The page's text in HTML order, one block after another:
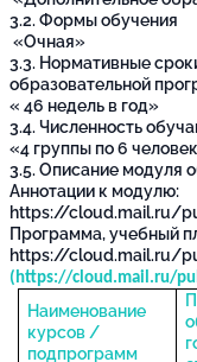
3.2. Формы обучения
«Очная»
3.3. Нормативные
образовательной
« 46 недель в год»
3.4. Численность
«4 группы по 6
3.5. Описание модуля
Аннотации к модулю:
https://cloud.mail.ru/
Программа, учебный
https://cloud.mail.ru/
( https://cloud.mail.ru/
Наименование
курсов /
подпрограмм